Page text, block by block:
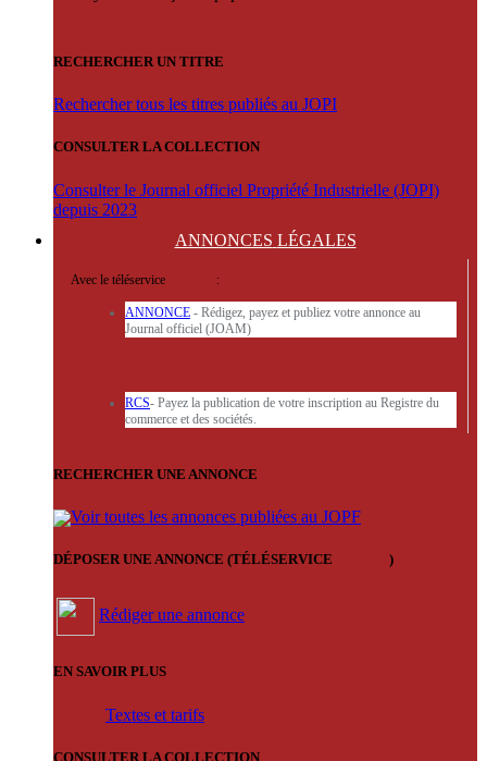
RECHERCHER UN TITRE
Rechercher tous les titres publiés au JOPI
CONSULTER LA COLLECTION
Consulter le Journal officiel Propriété Industrielle (JOPI)
depuis 2023
ANNONCES LÉGALES
Avec le téléservice :
ANNONCE - Rédigez, payez et publiez votre annonce au
Journal officiel (JOAM)
RCS- Payez la publication de votre inscription au Registre du
commerce et des sociétés.
RECHERCHER UNE ANNONCE
Voir toutes les annonces publiées au JOPF
DÉPOSER UNE ANNONCE (TÉLÉSERVICE )
Rédiger une annonce
EN SAVOIR PLUS
Textes et tarifs
CONSULTER LA COLLECTION